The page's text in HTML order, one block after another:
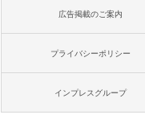
広告掲載のご案内
プライバシーポリシー
インプレスグループ